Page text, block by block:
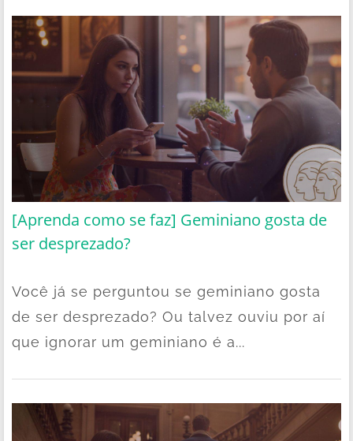
[Aprenda como se faz] Geminiano gosta de
ser desprezado?
Você já se perguntou se geminiano gosta
de ser desprezado? Ou talvez ouviu por aí
que ignorar um geminiano é a...